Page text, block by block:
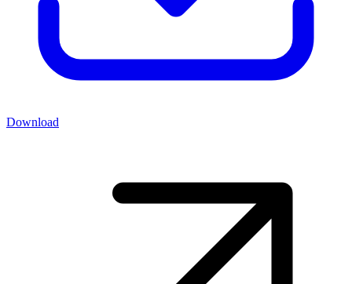
Download